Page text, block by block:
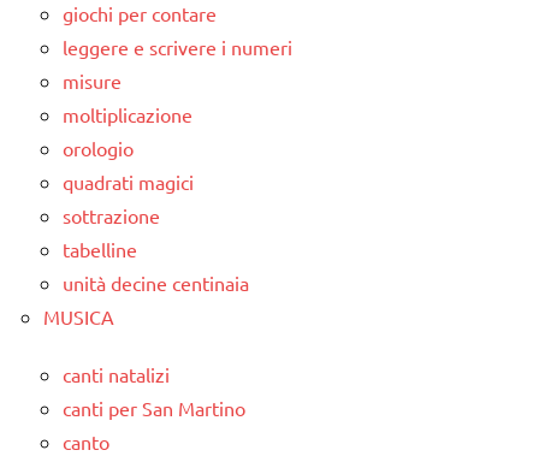
giochi per contare
leggere e scrivere i numeri
misure
moltiplicazione
orologio
quadrati magici
sottrazione
tabelline
unità decine centinaia
MUSICA
canti natalizi
canti per San Martino
canto